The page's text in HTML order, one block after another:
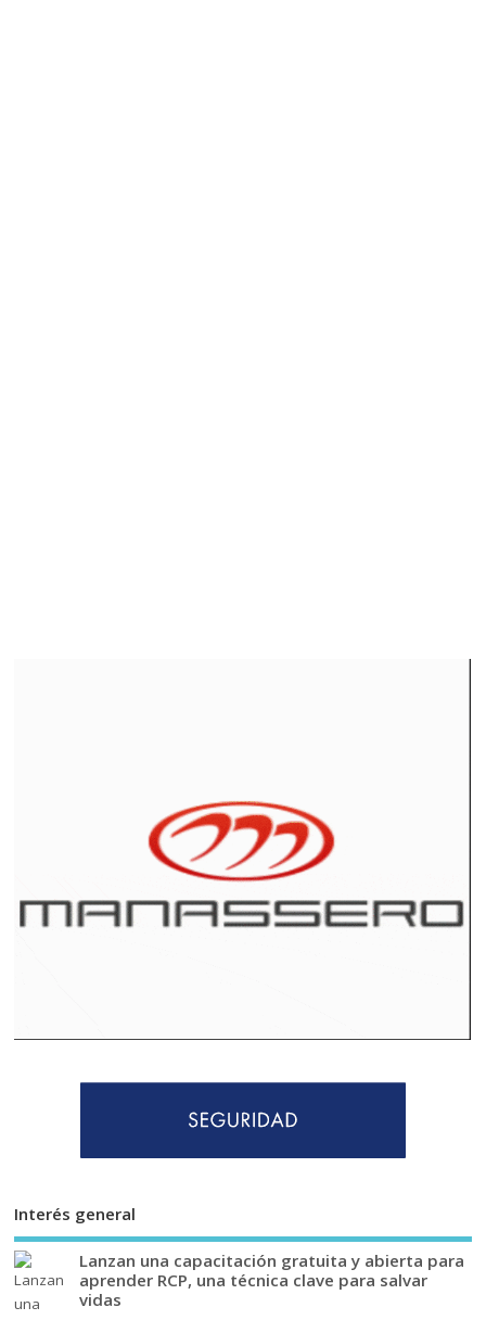
Interés general
Lanzan una capacitación gratuita y abierta para
aprender RCP, una técnica clave para salvar
vidas